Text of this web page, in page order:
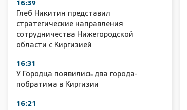
16:39
Глеб Никитин представил
стратегические направления
сотрудничества Нижегородской
области с Киргизией
16:31
У Городца появились два города-
побратима в Киргизии
16:21
11 01 Сельское хозяйство 2025